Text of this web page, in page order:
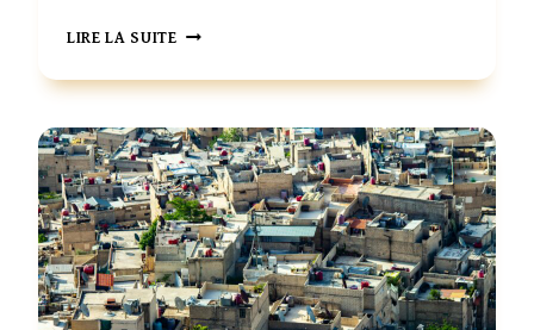
LIRE LA SUITEENTRE
SYRIE
LA
SOMALIE,
DES
CONNEXIONS
INATTENDUES